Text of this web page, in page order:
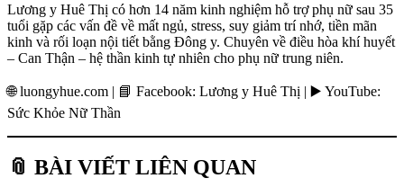
Lương y Huê Thị có hơn 14 năm kinh nghiệm hỗ trợ phụ nữ sau 35
tuổi gặp các vấn đề về mất ngủ, stress, suy giảm trí nhớ, tiền mãn
kinh và rối loạn nội tiết bằng Đông y. Chuyên về điều hòa khí huyết
– Can Thận – hệ thần kinh tự nhiên cho phụ nữ trung niên.
🌐 luongyhue.com | 📘 Facebook: Lương y Huê Thị | ▶️ YouTube:
Sức Khỏe Nữ Thần
📎 BÀI VIẾT LIÊN QUAN